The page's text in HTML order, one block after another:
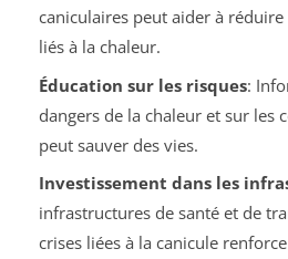
caniculaires peut aider à
liés à la chaleur.
Éducation sur les risques:
dangers de la chaleur et sur les
peut sauver des vies.
Investissement dans les
infrastructures de santé et de
crises liées à la canicule